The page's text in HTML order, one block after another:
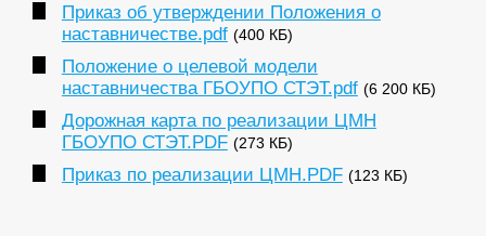
Приказ об утверждении Положения о
наставничестве.pdf (400 КБ)
Положение о целевой модели
наставничества ГБОУПО СТЭТ.pdf (6 200 КБ)
Дорожная карта по реализации ЦМН
ГБОУПО СТЭТ.PDF (273 КБ)
Приказ по реализации ЦМН.PDF (123 КБ)